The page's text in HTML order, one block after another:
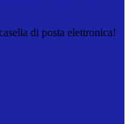
di posta elettronica!